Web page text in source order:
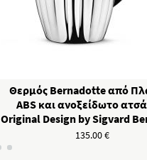
Θερμός Bernadotte από
ABS και ανοξείδωτο
Original Design by Sigvard
135.00€